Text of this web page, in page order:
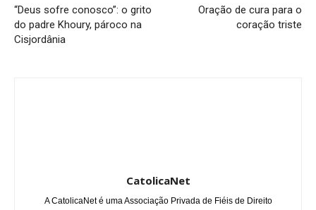
“Deus sofre conosco”: o grito
do padre Khoury, pároco na
Cisjordânia
Oração de cura para o
coração triste
CatolicaNet
A CatolicaNet é uma Associação Privada de Fiéis de Direito